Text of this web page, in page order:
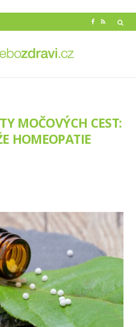
R
MOČOVÝCH CEST:
HOMEOPATIE